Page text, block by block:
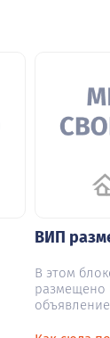
ВИП
В этом
размещено
объявление